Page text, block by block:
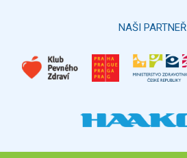
NAŠI PARTNEŘI